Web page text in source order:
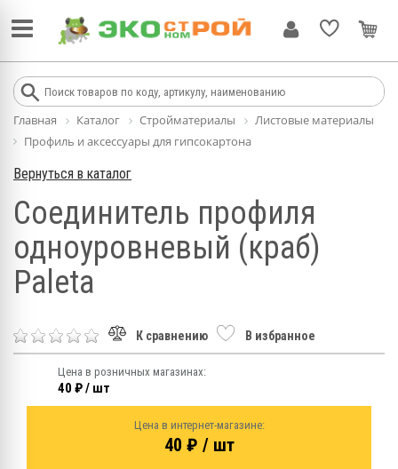
Главная Каталог Стройматериалы
Листовые материалы
Профиль и аксессуары для гипсокартона
Вернуться в каталог
Соединитель профиля
одноуровневый (краб)
Paleta
К сравнению В избранное
Цена в розничных магазинах:
40 ₽ / шт
Цена в интернет-магазине:
40 ₽ / шт